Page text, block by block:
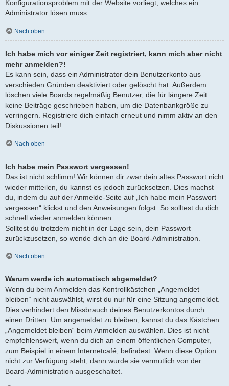
Konfigurationsproblem mit der Website vorliegt, welches ein
Administrator lösen muss.
Nach oben
Ich habe mich vor einiger Zeit registriert, kann mich aber nicht
mehr anmelden?!
Es kann sein, dass ein Administrator dein Benutzerkonto aus
verschieden Gründen deaktiviert oder gelöscht hat. Außerdem
löschen viele Boards regelmäßig Benutzer, die für längere Zeit
keine Beiträge geschrieben haben, um die Datenbankgröße zu
verringern. Registriere dich einfach erneut und nimm aktiv an den
Diskussionen teil!
Nach oben
Ich habe mein Passwort vergessen!
Das ist nicht schlimm! Wir können dir zwar dein altes Passwort nicht
wieder mitteilen, du kannst es jedoch zurücksetzen. Dies machst
du, indem du auf der Anmelde-Seite auf „Ich habe mein Passwort
vergessen“ klickst und den Anweisungen folgst. So solltest du dich
schnell wieder anmelden können.
Solltest du trotzdem nicht in der Lage sein, dein Passwort
zurückzusetzen, so wende dich an die Board-Administration.
Nach oben
Warum werde ich automatisch abgemeldet?
Wenn du beim Anmelden das Kontrollkästchen „Angemeldet
bleiben“ nicht auswählst, wirst du nur für eine Sitzung angemeldet.
Dies verhindert den Missbrauch deines Benutzerkontos durch
einen Dritten. Um angemeldet zu bleiben, kannst du das Kästchen
„Angemeldet bleiben“ beim Anmelden auswählen. Dies ist nicht
empfehlenswert, wenn du dich an einem öffentlichen Computer,
zum Beispiel in einem Internetcafé, befindest. Wenn diese Option
nicht zur Verfügung steht, dann wurde sie vermutlich von der
Board-Administration ausgeschaltet.